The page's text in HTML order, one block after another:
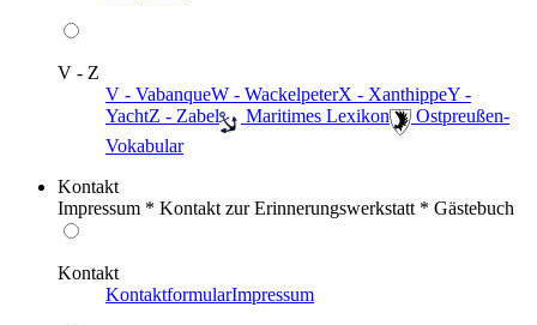
V - Z
V - VabanqueW - WackelpeterX - XanthippeY -
YachtZ - Zabel ️ Maritimes Lexikon
️ Ostpreußen-
Vokabular
Kontakt
Impressum * Kontakt zur Erinnerungswerkstatt * Gästebuch
Kontakt
KontaktformularImpressum